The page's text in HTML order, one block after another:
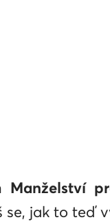
Manželství
jak to teď